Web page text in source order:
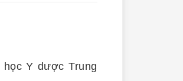
Y dược Trung